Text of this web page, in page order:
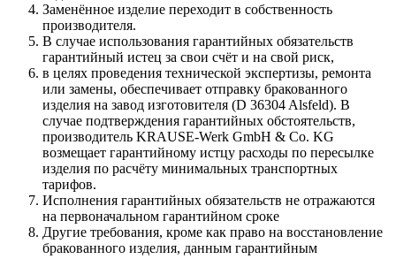
Заменённое изделие переходит в собственность
производителя.
В случае использования гарантийных обязательств
гарантийный истец за свои счёт и на свой риск,
в целях проведения технической экспертизы, ремонта
или замены, обеспечивает отправку бракованного
изделия на завод изготовителя (D 36304 Alsfeld). В
случае подтверждения гарантийных обстоятельств,
производитель KRAUSE-Werk GmbH & Со. KG
возмещает гарантийному истцу расходы по пересылке
изделия по расчёту минимальных транспортных
тарифов.
Исполнения гарантийных обязательств не отражаются
на первоначальном гарантийном сроке
Другие требования, кроме как право на восстановление
бракованного изделия, данным гарантийным